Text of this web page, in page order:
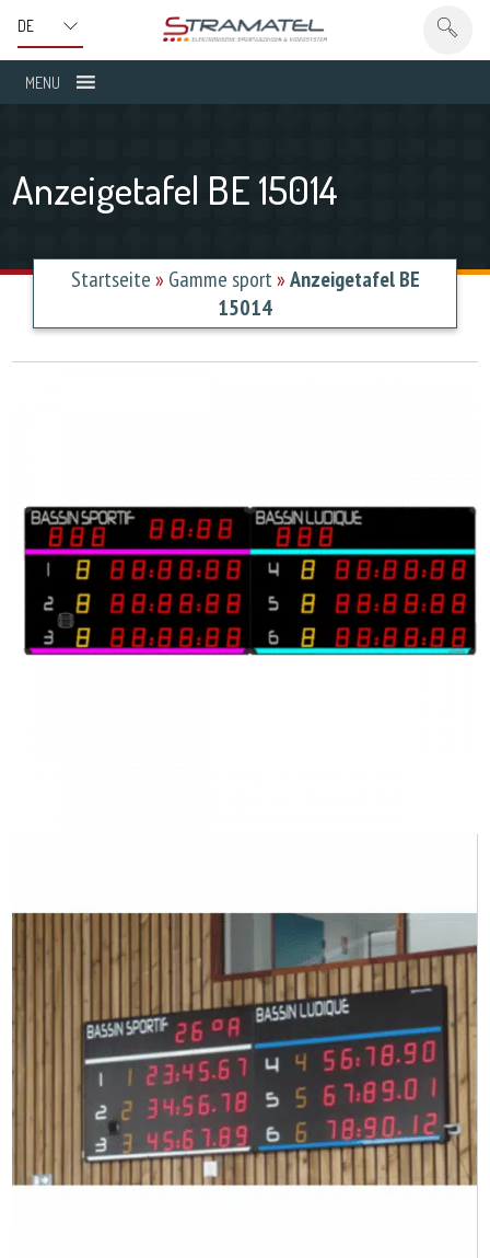
MENU
Anzeigetafel BE 15014
Startseite» Gamme sport»Anzeigetafel BE
15014